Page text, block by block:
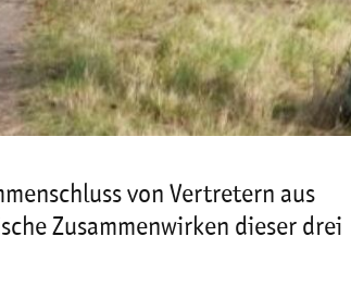
von Vertretern aus
Zusammenwirken dieser drei